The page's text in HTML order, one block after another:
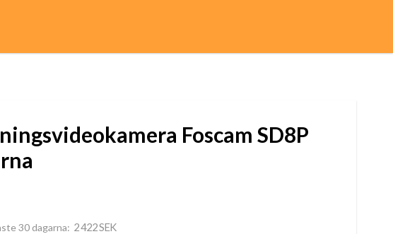
Foscam SD8P
30 dagarna 2 422 SEK